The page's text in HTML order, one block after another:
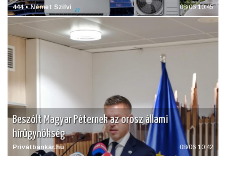
444 • Német Szilvi 08/06 10:45
Beszólt Magyar Péternek az orosz állami
hírügynökség
Privátbankár.hu 08/06 10:42